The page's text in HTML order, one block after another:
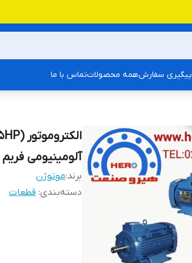
پیگیری سفارشهمه محصولاتتماس با ما
آلومینیومی فریم 90(برند موتوژن)
برند:موتوژن
دسته‌بندی: قطعات